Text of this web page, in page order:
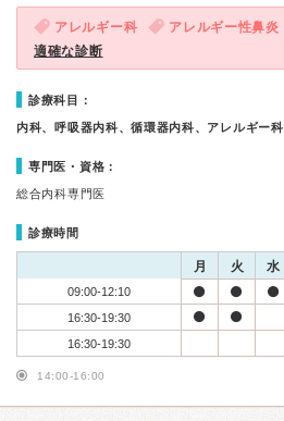
アレルギー科 アレルギー性鼻炎
適確な診断
診療科目：
内科、呼吸器内科、循環器内科、アレルギー科
専門医・資格：
総合内科専門医
診療時間
月 火 水
09:00-12:10
16:30-19:30
16:30-19:30
14:00-16:00